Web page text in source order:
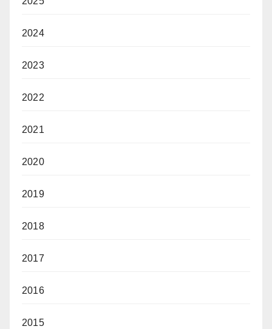
2024
2023
2022
2021
2020
2019
2018
2017
2016
2015